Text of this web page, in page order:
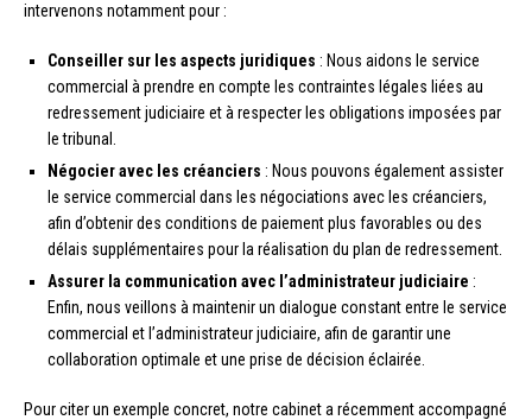
intervenons notamment pour :
Conseiller sur les aspects juridiques : Nous aidons le service
commercial à prendre en compte les contraintes légales liées au
redressement judiciaire et à respecter les obligations imposées par
le tribunal.
Négocier avec les créanciers : Nous pouvons également assister
le service commercial dans les négociations avec les créanciers,
afin d’obtenir des conditions de paiement plus favorables ou des
délais supplémentaires pour la réalisation du plan de redressement.
Assurer la communication avec l’administrateur judiciaire :
Enfin, nous veillons à maintenir un dialogue constant entre le service
commercial et l’administrateur judiciaire, afin de garantir une
collaboration optimale et une prise de décision éclairée.
Pour citer un exemple concret, notre cabinet a récemment accompagné